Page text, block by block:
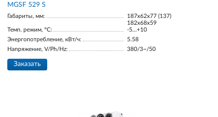
МGSF 529 S
Габариты, мм:
187х62х77 (137)
182х68х59
Темп. режим, °С:
-5…+10
Энергопотребление, кВт/ч:
5.58
Напряжение, V/Ph/Hz:
380/3~/50
Заказать